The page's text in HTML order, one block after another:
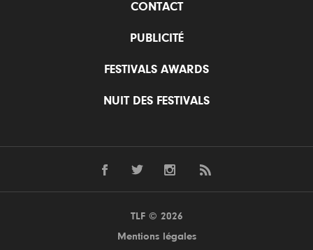
CONTACT
PUBLICITÉ
FESTIVALS AWARDS
NUIT DES FESTIVALS
TLF © 2026
Mentions légales